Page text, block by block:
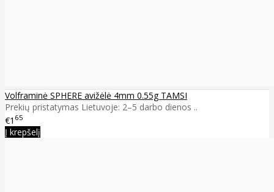
Volframinė SPHERE avižėlė 4mm 0.55g TAMSI
Prekių pristatymas Lietuvoje: 2–5 darbo dienos ..
€1 65
Į krepšelį